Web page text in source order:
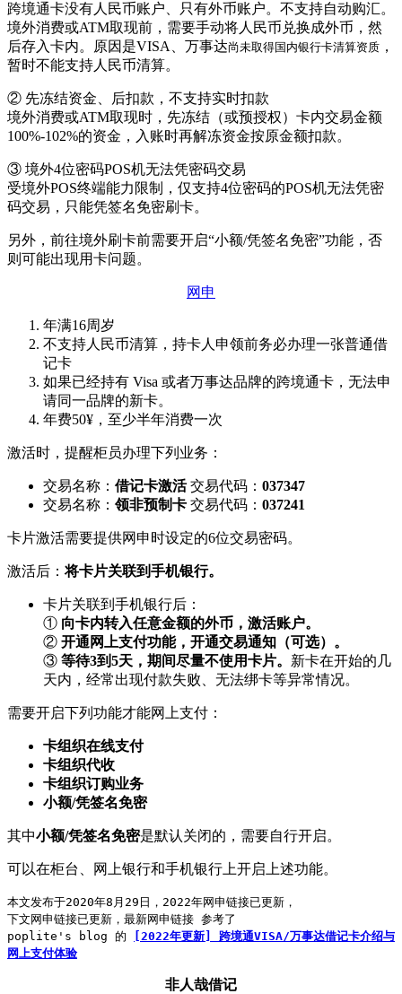
跨境通卡没有人民币账户、只有外币账户。不支持自动购汇。
境外消费或ATM取现前，需要手动将人民币兑换成外币，然
后存入卡内。原因是VISA、万事达尚未取得国内银行卡清算资质 ，
暂时不能支持人民币清算。
② 先冻结资金、后扣款，不支持实时扣款
境外消费或ATM取现时，先冻结（或预授权）卡内交易金额
100%-102%的资金，入账时再解冻资金按原金额扣款。
③ 境外4位密码POS机无法凭密码交易
受境外POS终端能力限制，仅支持4位密码的POS机无法凭密
码交易，只能凭签名免密刷卡。
另外，前往境外刷卡前需要开启“小额/凭签名免密”功能，否
则可能出现用卡问题。
网申
年满16周岁
不支持人民币清算，持卡人申领前务必办理一张普通借
记卡
如果已经持有 Visa 或者万事达品牌的跨境通卡，无法申
请同一品牌的新卡。
年费50¥，至少半年消费一次
激活时，提醒柜员办理下列业务：
交易名称： 借记卡激活交易代码： 037347
交易名称： 领非预制卡 交易代码： 037241
卡片激活需要提供网申时设定的6位交易密码。
激活后：将卡片关联到手机银行。
卡片关联到手机银行后：
① 向卡内转入任意金额的外币，激活账户。
② 开通网上支付功能，开通交易通知（可选）。
③ 等待3到5天，期间尽量不使用卡片。 新卡在开始的几
天内，经常出现付款失败、无法绑卡等异常情况。
需要开启下列功能才能网上支付：
卡组织在线支付
卡组织代收
卡组织订购业务
小额/凭签名免密
其中小额/凭签名免密是默认关闭的，需要自行开启。
可以在柜台、网上银行和手机银行上开启上述功能。
本文发布于2020年8月29日，2022年网申链接已更新，
下文网申链接已更新，最新网申链接 参考了
poplite's blog 的
[2022年更新] 跨境通VISA/万事达借记卡介绍与
网上支付体验
非人哉借记